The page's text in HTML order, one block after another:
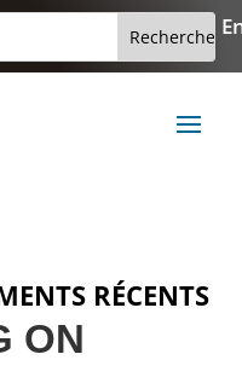
RÉCENTS
ON